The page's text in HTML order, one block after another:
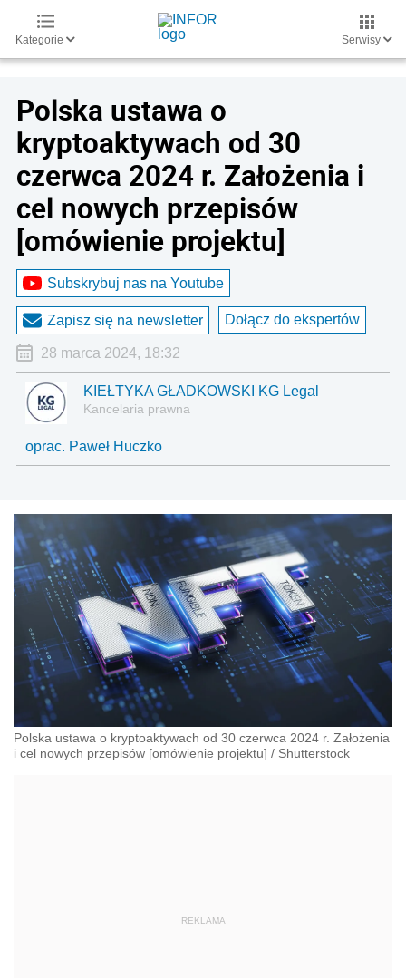
Kategorie Serwisy
Polska ustawa o
kryptoaktywach od 30
czerwca 2024 r. Założenia i
cel nowych przepisów
[omówienie projektu]
Subskrybuj nas na Youtube
Zapisz się na newsletter Dołącz do ekspertów
28 marca 2024, 18:32
KIEŁTYKA GŁADKOWSKI KG Legal
Kancelaria prawna
oprac. Paweł Huczko
Polska ustawa o kryptoaktywach od 30 czerwca 2024 r. Założenia
i cel nowych przepisów [omówienie projektu] / Shutterstock